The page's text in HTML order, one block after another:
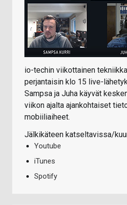
io-techin viikottainen
perjantaisin klo 15 live-
Sampsa ja Juha käyvät
viikon ajalta ajankohtaiset
mobiiliaiheet.
Jälkikäteen katseltavissa/
Youtube
iTunes
Spotify